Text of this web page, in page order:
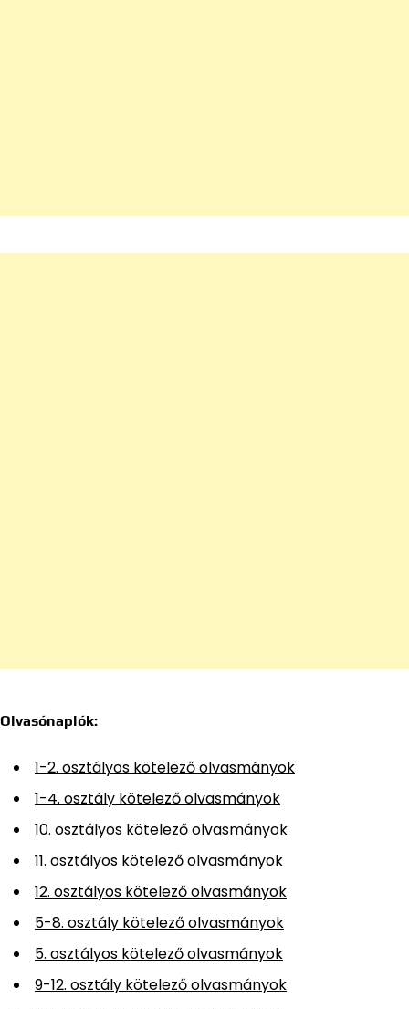
Olvasónaplók:
1-2. osztályos kötelező olvasmányok
1-4. osztály kötelező olvasmányok
10. osztályos kötelező olvasmányok
11. osztályos kötelező olvasmányok
12. osztályos kötelező olvasmányok
5-8. osztály kötelező olvasmányok
5. osztályos kötelező olvasmányok
9-12. osztály kötelező olvasmányok